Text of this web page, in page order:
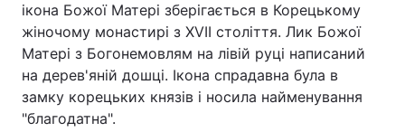
ікона Божої Матері зберігається в Корецькому
жіночому монастирі з XVII століття. Лик Божої
Матері з Богонемовлям на лівій руці написаний
на дерев'яній дошці. Ікона спрадавна була в
замку корецьких князів і носила найменування
"благодатна".